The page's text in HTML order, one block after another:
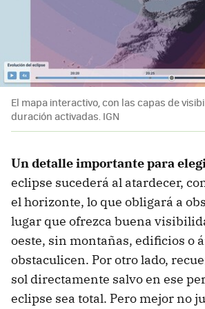
El mapa interactivo, con las capas de
duración activadas. IGN
Un detalle importante para
eclipse sucederá al atardecer,
el horizonte, lo que obligará a
lugar que ofrezca buena
oeste, sin montañas, edificios o
obstaculicen. Por otro lado,
sol directamente salvo en ese
eclipse sea total. Pero mejor no